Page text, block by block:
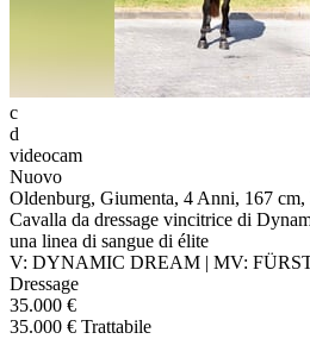
c
d
videocam
Nuovo
Oldenburg, Giumenta, 4 Anni, 167
Cavalla da dressage vincitrice di
una linea di sangue di élite
V: DYNAMIC DREAM | MV:
Dressage
35.000 €
35.000 € Trattabile